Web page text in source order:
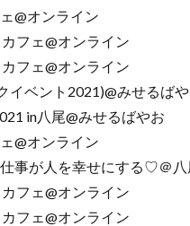
@オンライン
フェ@オンライン
フェ@オンライン
イベント2021)@みせるば
in八尾@みせるばやお
@オンライン
事が人を幸せにする♡＠八
フェ@オンライン
フェ@オンライン